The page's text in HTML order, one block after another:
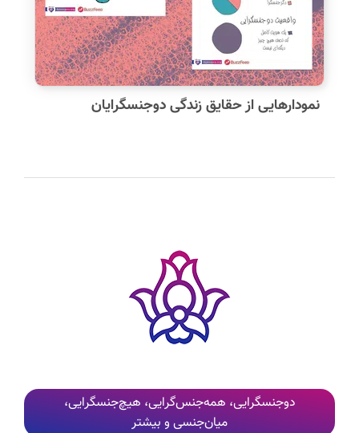
دیدگاه شما:
نمودارهایی از حقایق زندگی دوجنسگرایان
دوجنسگرایی، همه‌جنس‌گرایی، هیچ‌جنسگرایی،
میان‌جنسی و بیشتر